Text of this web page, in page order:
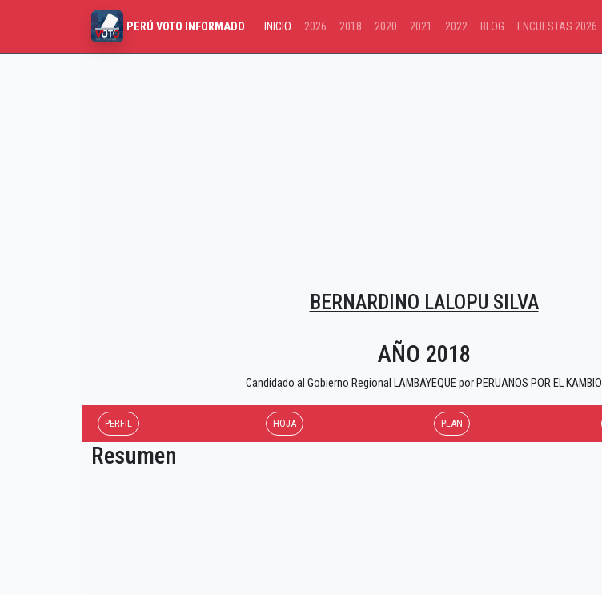
PERÚ VOTO INFORMADO INICIO 2026 2018 2020 2021 2022 BLOG ENCUESTAS 2026
BERNARDINO LALOPU SILVA
AÑO 2018
Candidado al Gobierno Regional LAMBAYEQUE por PERUANOS POR EL KAMBIO
PERFIL HOJA PLAN
Resumen